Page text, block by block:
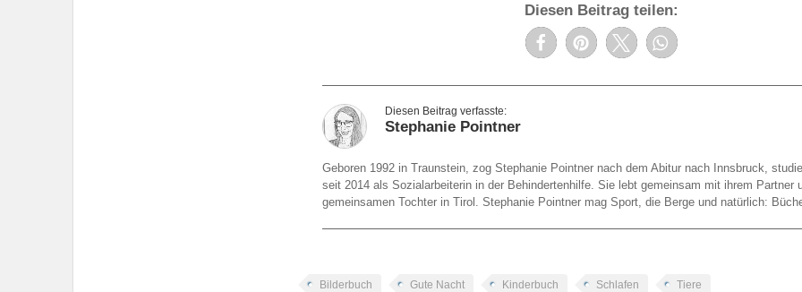
Diesen Beitrag teilen:
Stephanie Pointner
Geboren 1992 in Traunstein, zog Stephanie Pointner nach dem Abitur nach Innsbruck,
seit 2014 als Sozialarbeiterin in der Behindertenhilfe. Sie lebt gemeinsam mit ihrem Partner
gemeinsamen Tochter in Tirol. Stephanie Pointner mag Sport, die Berge und natürlich:
Bilderbuch Gute Nacht Kinderbuch Schlafen Tiere